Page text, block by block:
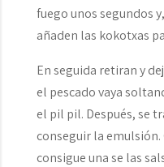
fuego unos segundos
añaden las kokotxas
En seguida retiran y
el pescado vaya
el pil pil. Después, se
conseguir la emulsión.
consigue una se las